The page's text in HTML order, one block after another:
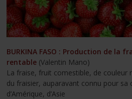
BURKINA FASO : Production de la
rentable (Valentin Mano)
La fraise, fruit comestible, de couleur
du fraisier, auparavant connu pour sa
d’Amérique, d’Asie